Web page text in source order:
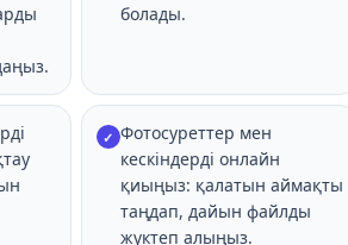
болады.
✓ Фотосуреттер мен
кескіндерді онлайн
қиыңыз: қалатын аймақты
таңдап, дайын файлды
жүктеп алыңыз.